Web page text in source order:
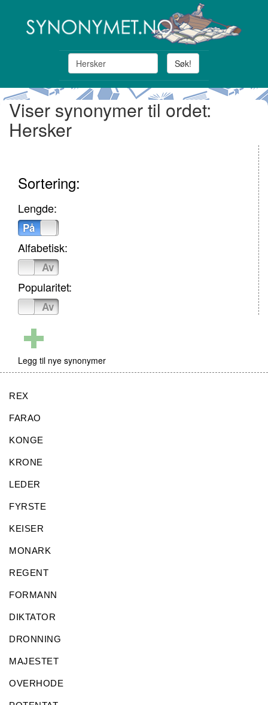
Søk!
Viser synonymer til ordet:
Hersker
Sortering:
Lengde:
På
Alfabetisk:
Av
Popularitet:
Av
Legg til nye synonymer
REX
FARAO
KONGE
KRONE
LEDER
FYRSTE
KEISER
MONARK
REGENT
FORMANN
DIKTATOR
DRONNING
MAJESTET
OVERHODE